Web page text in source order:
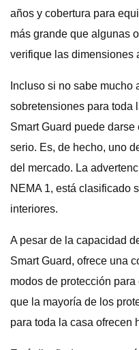
años y cobertura para
más grande que algunas
verifique las dimensiones
Incluso si no sabe mucho
sobretensiones para toda
Smart Guard puede
serio. Es, de hecho, uno
del mercado. La
NEMA 1, está clasificado
interiores.
A pesar de la capacidad
Smart Guard, ofrece una
modos de protección
que la mayoría de los
para toda la casa ofrecen